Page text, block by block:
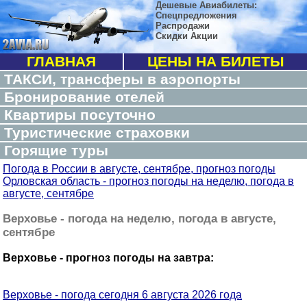
Дешевые Авиабилеты:
Спецпредложения
Распродажи
Скидки Акции
ГЛАВНАЯ
ЦЕНЫ НА БИЛЕТЫ
ТАКСИ, трансферы в аэропорты
Бронирование отелей
Квартиры посуточно
Туристические страховки
Горящие туры
Погода в России в августе, сентябре, прогноз погоды
Орловская область - прогноз погоды на неделю, погода в
августе, сентябре
Верховье - погода на неделю, погода в августе,
сентябре
Верховье - прогноз погоды на завтра:
Верховье - погода сегодня 6 августа 2026 года